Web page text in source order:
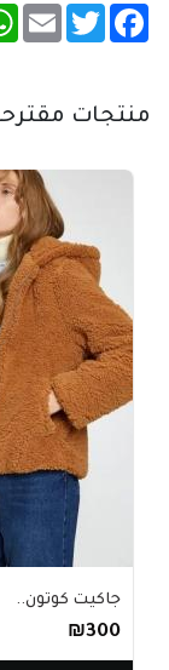
Facebook
Twitter
Email
منتجات
جاكيت كوتون..
₪300